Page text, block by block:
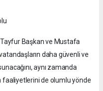
Tayfur Başkan ve Mustafa
daha güvenli ve
aynı zamanda
faaliyetlerini de olumlu yönde